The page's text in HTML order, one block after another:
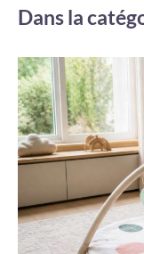
Dans la